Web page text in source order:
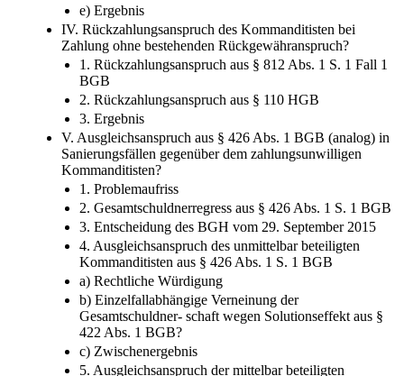
e) Ergebnis
IV. Rückzahlungsanspruch des Kommanditisten bei
Zahlung ohne bestehenden Rückgewähranspruch?
1. Rückzahlungsanspruch aus § 812 Abs. 1 S. 1 Fall 1
BGB
2. Rückzahlungsanspruch aus § 110 HGB
3. Ergebnis
V. Ausgleichsanspruch aus § 426 Abs. 1 BGB (analog) in
Sanierungsfällen gegenüber dem zahlungsunwilligen
Kommanditisten?
1. Problemaufriss
2. Gesamtschuldnerregress aus § 426 Abs. 1 S. 1 BGB
3. Entscheidung des BGH vom 29. September 2015
4. Ausgleichsanspruch des unmittelbar beteiligten
Kommanditisten aus § 426 Abs. 1 S. 1 BGB
a) Rechtliche Würdigung
b) Einzelfallabhängige Verneinung der
Gesamtschuldner-​ schaft wegen Solutionseffekt aus §
422 Abs. 1 BGB?
c) Zwischenergebnis
5. Ausgleichsanspruch der mittelbar beteiligten